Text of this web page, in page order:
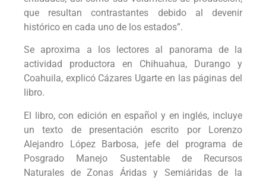
que resultan contrastantes debido al devenir
histórico en cada uno de los estados”.
Se aproxima a los lectores al panorama de la
actividad productora en Chihuahua, Durango y
Coahuila, explicó Cázares Ugarte en las páginas del
libro.
El libro, con edición en español y en inglés, incluye
un texto de presentación escrito por Lorenzo
Alejandro López Barbosa, jefe del programa de
Posgrado Manejo Sustentable de Recursos
Naturales de Zonas Áridas y Semiáridas de la